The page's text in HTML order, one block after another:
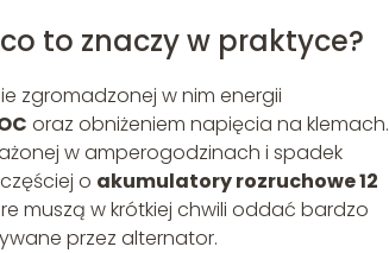
to znaczy w praktyce?
zgromadzonej w nim energii
oraz obniżeniem napięcia na klemach.
w amperogodzinach i spadek
o akumulatory rozruchowe 12
muszą w krótkiej chwili oddać bardzo
przez alternator.